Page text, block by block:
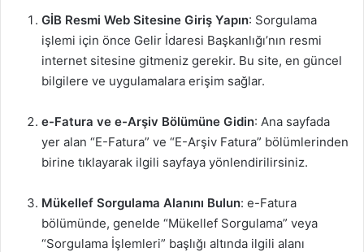
GİB Resmi Web Sitesine Giriş Yapın: Sorgulama
işlemi için önce Gelir İdaresi Başkanlığı’nın resmi
internet sitesine gitmeniz gerekir. Bu site, en güncel
bilgilere ve uygulamalara erişim sağlar.
e-Fatura ve e-Arşiv Bölümüne Gidin: Ana sayfada
yer alan “E-Fatura” ve “E-Arşiv Fatura” bölümlerinden
birine tıklayarak ilgili sayfaya yönlendirilirsiniz.
Mükellef Sorgulama Alanını Bulun: e-Fatura
bölümünde, genelde “Mükellef Sorgulama” veya
“Sorgulama İşlemleri” başlığı altında ilgili alanı